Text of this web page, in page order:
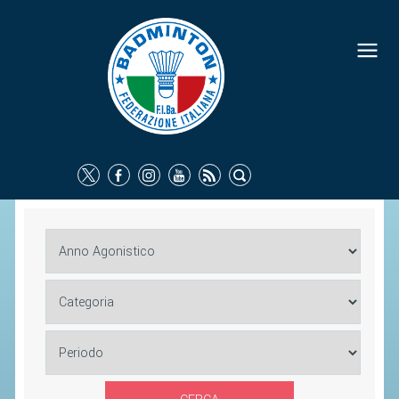
FEDERAZIONE
IDENTITÀ
COMMISSIONI FEDERALI
ORGANI TERRITORIALI
SOCIETÀ SPORTIVE
TUTELA DELLA SALUTE -
COMUNICAZIONE E MARKETING